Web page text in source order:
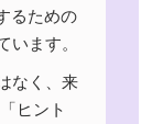
るための
ます。
なく、来
ヒント